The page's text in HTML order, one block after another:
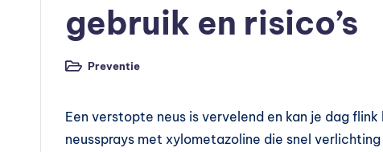
in
gebruik en risico’s
Geplaatst
Preventie
Een verstopte neus is vervelend en kan je dag
neussprays met xylometazoline die snel